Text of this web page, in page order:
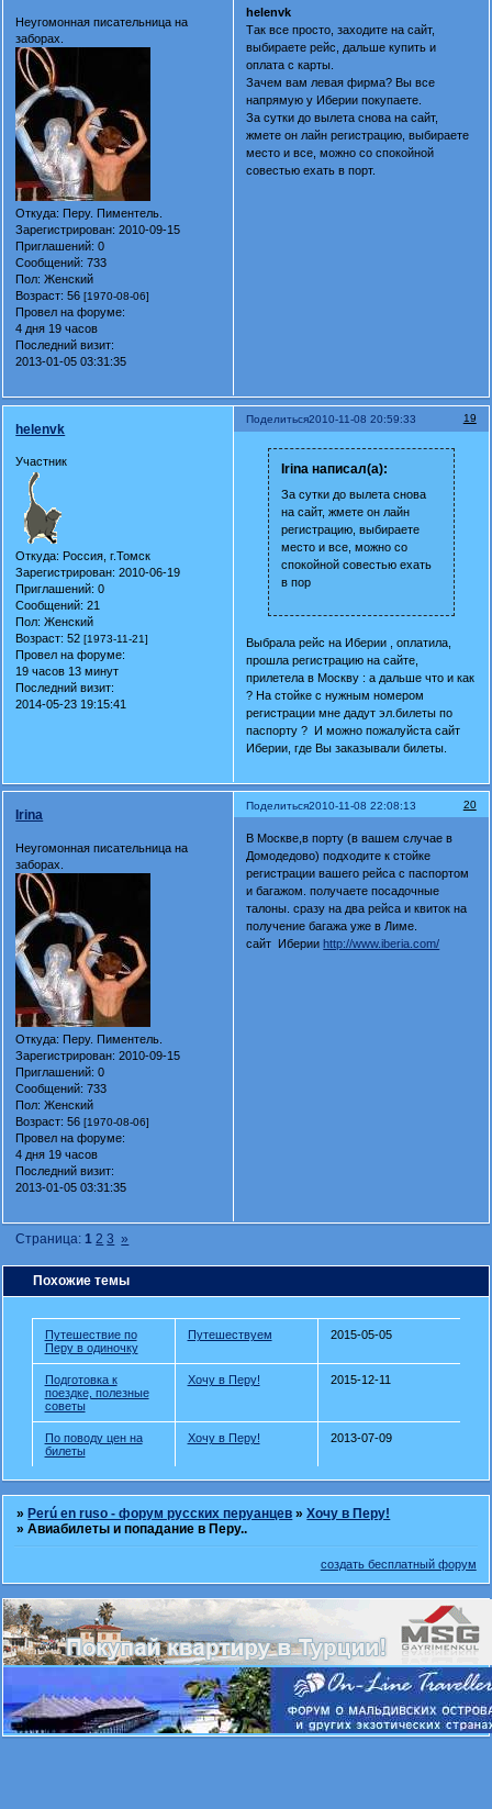
Неугомонная писательница на
заборах.
Откуда: Перу. Пиментель.
Зарегистрирован: 2010-09-15
Приглашений: 0
Сообщений: 733
Пол: Женский
Возраст: 56[1970-08-06]
Провел на форуме:
4 дня 19 часов
Последний визит:
2013-01-05 03:31:35
helenvk
Так все просто, заходите на сайт,
выбираете рейс, дальше купить и
оплата с карты.
Зачем вам левая фирма? Вы все
напрямую у Иберии покупаете.
За сутки до вылета снова на сайт,
жмете он лайн регистрацию, выбираете
место и все, можно со спокойной
совестью ехать в порт.
Поделиться 19
2010-11-08 20:59:33
helenvk
Участник
Откуда: Россия, г.Томск
Зарегистрирован: 2010-06-19
Приглашений: 0
Сообщений: 21
Пол: Женский
Возраст: 52[1973-11-21]
Провел на форуме:
19 часов 13 минут
Последний визит:
2014-05-23 19:15:41
Irina написал(а):
За сутки до вылета снова
на сайт, жмете он лайн
регистрацию, выбираете
место и все, можно со
спокойной совестью ехать
в пор
Выбрала рейс на Иберии , оплатила,
прошла регистрацию на сайте,
прилетела в Москву : а дальше что и как
? На стойке с нужным номером
регистрации мне дадут эл.билеты по
паспорту ? И можно пожалуйста сайт
Иберии, где Вы заказывали билеты.
Поделиться 20
2010-11-08 22:08:13
Irina
Неугомонная писательница на
заборах.
Откуда: Перу. Пиментель.
Зарегистрирован: 2010-09-15
Приглашений: 0
Сообщений: 733
Пол: Женский
Возраст: 56[1970-08-06]
Провел на форуме:
4 дня 19 часов
Последний визит:
2013-01-05 03:31:35
В Москве,в порту (в вашем случае в
Домодедово) подходите к стойке
регистрации вашего рейса с паспортом
и багажом. получаете посадочные
талоны. сразу на два рейса и квиток на
получение багажа уже в Лиме.
сайт Иберииhttp://www.iberia.com/
Страница: 1 2 3 »
Похожие темы
Путешествие по
Перу в одиночку
Путешествуем 2015-05-05
Подготовка к
поездке, полезные
советы
Хочу в Перу! 2015-12-11
По поводу цен на
билеты
Хочу в Перу! 2013-07-09
» Perú en ruso - форум русских перуанцев »Хочу в Перу!
»Авиабилеты и попадание в Перу..
создать бесплатный форум